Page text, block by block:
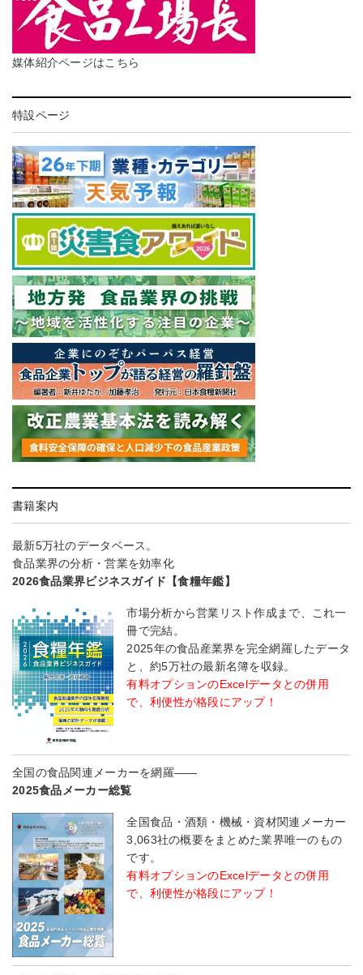
媒体紹介ページはこちら
特設ページ
書籍案内
最新5万社のデータベース。
食品業界の分析・営業を効率化
2026食品業界ビジネスガイド【食糧年鑑】
市場分析から営業リスト作成まで、これ一
冊で完結。
2025年の食品産業界を完全網羅したデータ
と、約5万社の最新名簿を収録。
有料オプションのExcelデータとの併用
で、利便性が格段にアップ！
全国の食品関連メーカーを網羅――
2025食品メーカー総覧
全国食品・酒類・機械・資材関連メーカー
3,063社の概要をまとめた業界唯一のもの
です。
有料オプションのExcelデータとの併用
で、利便性が格段にアップ！